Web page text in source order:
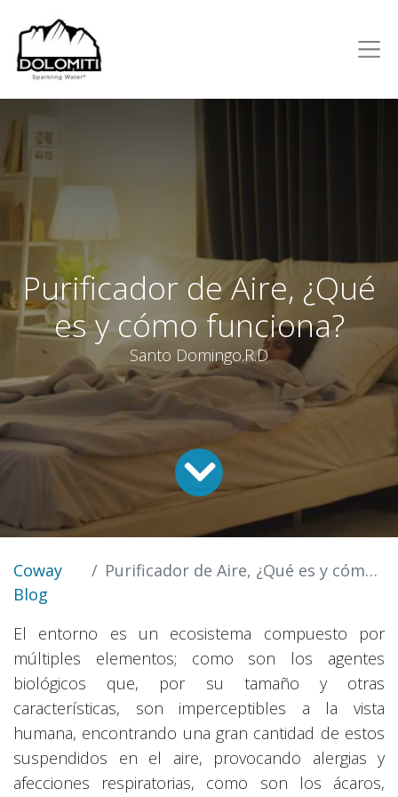
Purificador de Aire, ¿Qué
es y cómo funciona?
Santo Domingo.R.D
Coway
Blog
Purificador de Aire, ¿Qué es y cómo funciona?
El entorno es un ecosistema compuesto por
múltiples elementos; como son los agentes
biológicos que, por su tamaño y otras
características, son imperceptibles a la vista
humana, encontrando una gran cantidad de estos
suspendidos en el aire, provocando alergias y
afecciones respiratorias, como son los ácaros,